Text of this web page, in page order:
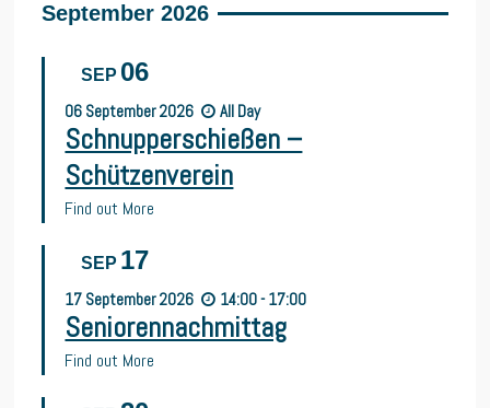
September 2026
SEP 06
06 September2026 All Day
Schnupperschießen –
Schützenverein
Find out More
SEP 17
17 September2026 14:00 - 17:00
Seniorennachmittag
Find out More